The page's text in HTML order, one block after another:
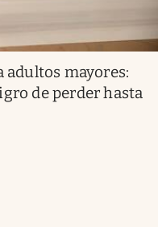
adultos mayores:
de perder hasta